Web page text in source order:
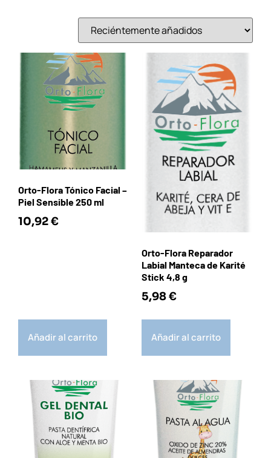
Orto-Flora Tónico Facial –
Piel Sensible 250 ml
10,92€
Añadir al carrito
Orto-Flora Reparador
Labial Manteca de Karité
Stick 4,8 g
5,98€
Añadir al carrito